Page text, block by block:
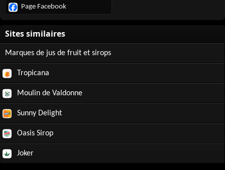
Page Facebook
Marques de jus de fruit et sirops
Tropicana
Moulin de Valdonne
Sunny Delight
Oasis Sirop
Joker